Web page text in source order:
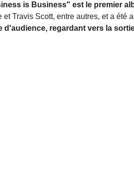
is Business" est le premier
Travis Scott, entre autres, et a été
d'audience, regardant vers la